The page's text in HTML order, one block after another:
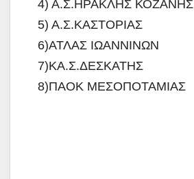
4) Α.Σ.ΗΡΑΚΛΗΣ ΚΟΖΑΝΗΣ
5) Α.Σ.ΚΑΣΤΟΡΙΑΣ
6)ΑΤΛΑΣ ΙΩΑΝΝΙΝΩΝ
7)ΚΑ.Σ.ΔΕΣΚΑΤΗΣ
8)ΠΑΟΚ ΜΕΣΟΠΟΤΑΜΙΑΣ